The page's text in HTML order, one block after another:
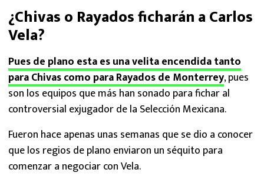
¿Chivas o Rayados ficharán a Carlos
Vela?
Pues de plano esta es una velita encendida tanto
para Chivas como para Rayados de Monterrey, pues
son los equipos que más han sonado para fichar al
controversial exjugador de la Selección Mexicana.
Fueron hace apenas unas semanas que se dio a conocer
que los regios de plano enviaron un séquito para
comenzar a negociar con Vela.